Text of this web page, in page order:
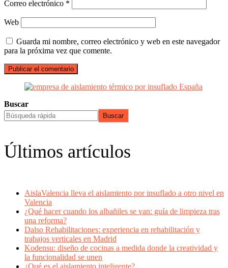
Correo electrónico *
Web
Guarda mi nombre, correo electrónico y web en este navegador
para la próxima vez que comente.
Buscar
Buscar
Últimos artículos
AislaValencia lleva el aislamiento por insuflado a otro nivel en
Valencia
¿Qué hacer cuando los albañiles se van: guía de limpieza tras
una reforma?
Dalso Rehabilitaciones: experiencia en rehabilitación y
trabajos verticales en Madrid
Kodensu: diseño de cocinas a medida donde la creatividad y
la funcionalidad se unen
¿Qué es el aislamiento inteligente?